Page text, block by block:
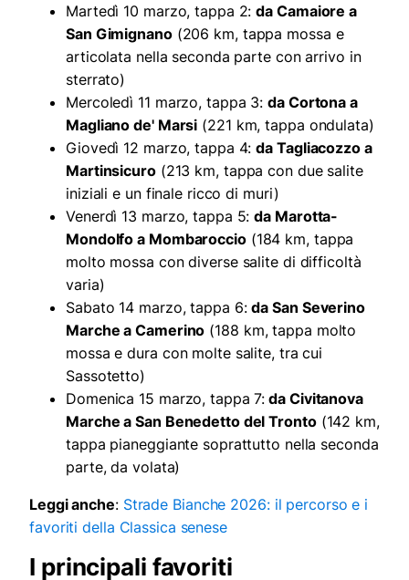
Martedì 10 marzo, tappa 2:da Camaiore a
San Gimignano(206 km, tappa mossa e
articolata nella seconda parte con arrivo in
sterrato)
Mercoledì 11 marzo, tappa 3:da Cortona a
Magliano de' Marsi (221 km, tappa ondulata)
Giovedì 12 marzo, tappa 4:da Tagliacozzo a
Martinsicuro(213 km, tappa con due salite
iniziali e un finale ricco di muri)
Venerdì 13 marzo, tappa 5:da Marotta-
Mondolfo a Mombaroccio(184 km, tappa
molto mossa con diverse salite di difficoltà
varia)
Sabato 14 marzo, tappa 6:da San Severino
Marche a Camerino (188 km, tappa molto
mossa e dura con molte salite, tra cui
Sassotetto)
Domenica 15 marzo, tappa 7: da Civitanova
Marche a San Benedetto del Tronto(142 km,
tappa pianeggiante soprattutto nella seconda
parte, da volata)
Leggi anche: Strade Bianche 2026: il percorso e i
favoriti della Classica senese
I principali favoriti